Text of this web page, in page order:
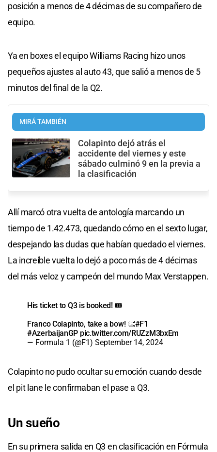
posición a menos de 4 décimas de su compañero de
equipo.
Ya en boxes el equipo Williams Racing hizo unos
pequeños ajustes al auto 43, que salió a menos de 5
minutos del final de la Q2.
MIRÁ TAMBIÉN
Colapinto dejó atrás el
accidente del viernes y este
sábado culminó 9 en la previa a
la clasificación
Allí marcó otra vuelta de antología marcando un
tiempo de 1.42.473, quedando cómo en el sexto lugar,
despejando las dudas que habían quedado el viernes.
La increíble vuelta lo dejó a poco más de 4 décimas
del más veloz y campeón del mundo Max Verstappen.
His ticket to Q3 is booked! 🎟️
Franco Colapinto, take a bow! 👏#F1
#AzerbaijanGP pic.twitter.com/RUZzM3bxEm
— Formula 1 (@F1) September 14, 2024
Colapinto no pudo ocultar su emoción cuando desde
el pit lane le confirmaban el pase a Q3.
Un sueño
En su primera salida en Q3 en clasificación en Fórmula